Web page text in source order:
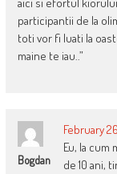
participantii de la
toti vor fi luati la
maine te iau..”
Bogdan
February
Eu, la
de 10 ani,